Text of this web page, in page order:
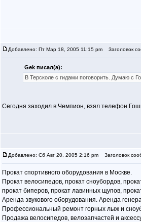
Добавлено: Пт Мар 18, 2005 11:15 pm Заголовок
Gek писал(а):
В Терсколе с гидами поговорить. Думаю с
Сегодня заходил в Чемпион, взял телефон
Добавлено: Сб Авг 20, 2005 2:16 pm Заголовок
Прокат спортивного оборудования в Москве.
Прокат велосипедов, прокат сноубордов,
прокат биперов, прокат лавинных щупов,
Аренда звукового оборудования. Аренда
Профессиональный ремонт горных лыж и
Продажа велосипедов, велозапчастей и